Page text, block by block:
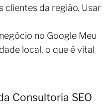
clientes da região. Usar
no Google Meu
local, o que é vital
Consultoria SEO